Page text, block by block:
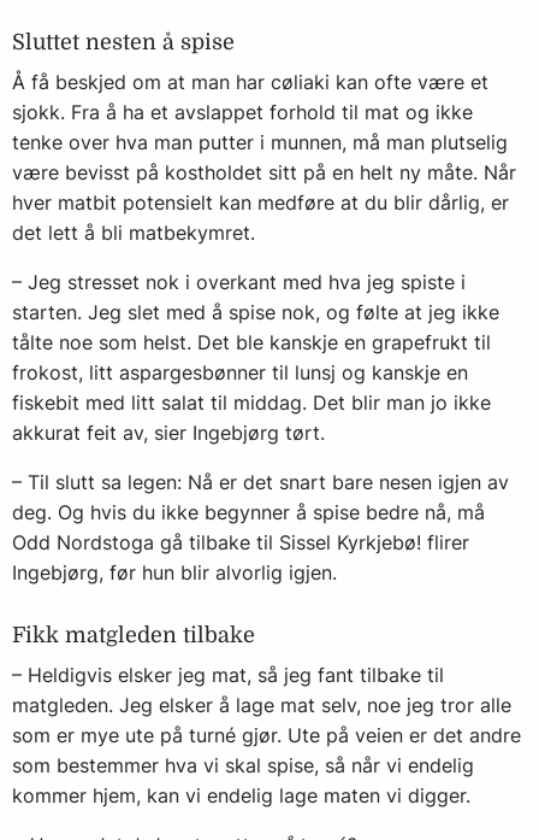
Sluttet nesten å spise
Å få beskjed om at man har cøliaki kan ofte være et
sjokk. Fra å ha et avslappet forhold til mat og ikke
tenke over hva man putter i munnen, må man plutselig
være bevisst på kostholdet sitt på en helt ny måte. Når
hver matbit potensielt kan medføre at du blir dårlig, er
det lett å bli matbekymret.
– Jeg stresset nok i overkant med hva jeg spiste i
starten. Jeg slet med å spise nok, og følte at jeg ikke
tålte noe som helst. Det ble kanskje en grapefrukt til
frokost, litt aspargesbønner til lunsj og kanskje en
fiskebit med litt salat til middag. Det blir man jo ikke
akkurat feit av, sier Ingebjørg tørt.
– Til slutt sa legen: Nå er det snart bare nesen igjen av
deg. Og hvis du ikke begynner å spise bedre nå, må
Odd Nordstoga gå tilbake til Sissel Kyrkjebø! flirer
Ingebjørg, før hun blir alvorlig igjen.
Fikk matgleden tilbake
– Heldigvis elsker jeg mat, så jeg fant tilbake til
matgleden. Jeg elsker å lage mat selv, noe jeg tror alle
som er mye ute på turné gjør. Ute på veien er det andre
som bestemmer hva vi skal spise, så når vi endelig
kommer hjem, kan vi endelig lage maten vi digger.